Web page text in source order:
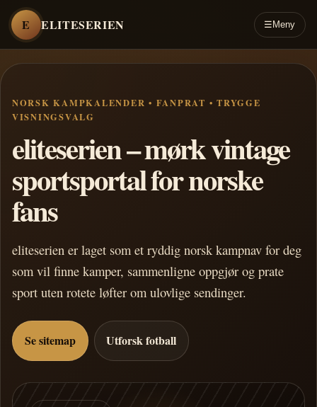
E ELITESERIEN ☰ Meny
NORSK KAMPKALENDER • FANPRAT • TRYGGE
VISNINGSVALG
eliteserien – mørk vintage
sportsportal for norske
fans
eliteserien er laget som et ryddig norsk kampnav for deg
som vil finne kamper, sammenligne oppgjør og prate
sport uten rotete løfter om ulovlige sendinger.
Se sitemap Utforsk fotball